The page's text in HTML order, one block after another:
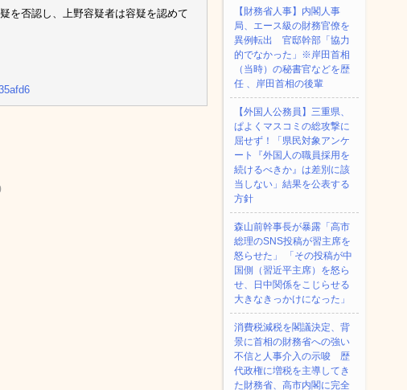
を否認し、上野容疑者は容疑を認めて
【財務省人事】内閣人事
局、エース級の財務官僚を
異例転出 官邸幹部「協力
的でなかった」※岸田首相
（当時）の秘書官などを歴
任 、岸田首相の後輩
【外国人公務員】三重県、
ぱよくマスコミの総攻撃に
屈せず！「県民対象アンケ
ート『外国人の職員採用を
続けるべきか』は差別に該
当しない」結果を公表する
方針
森山前幹事長が暴露「高市
総理のSNS投稿が習主席を
怒らせた」 「その投稿が中
国側（習近平主席）を怒ら
せ、日中関係をこじらせる
大きなきっかけになった」
消費税減税を閣議決定、背
景に首相の財務省への強い
不信と人事介入の示唆 歴
代政権に増税を主導してき
た財務省、高市内閣に完全